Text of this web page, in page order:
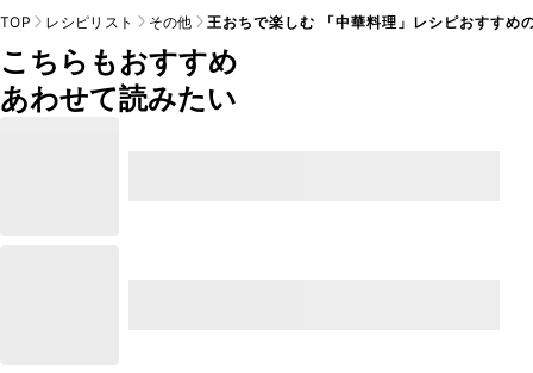
TOP レシピリスト その他 王おちで楽しむ 「中華料理」レシピおすすめ
こちらもおすすめ
あわせて読みたい